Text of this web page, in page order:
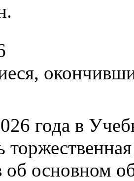
года в
об основном